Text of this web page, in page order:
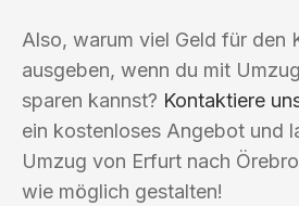
Also, warum viel Geld für den
ausgeben, wenn du mit
sparen kannst? Kontaktiere
ein kostenloses Angebot und
Umzug von Erfurt nach
wie möglich gestalten!